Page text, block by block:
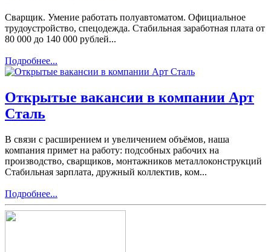
Сварщик. Умение работать полуавтоматом. Официальное
трудоустройство, спецодежда. Стабильная заработная плата от
80 000 до 140 000 рублей...
Подробнее...
Открытые вакансии в компании Арт
Сталь
В связи с расширением и увеличением объёмов, наша
компания примет на работу: подсобных рабочих на
производство, сварщиков, монтажников металлоконструкций
Стабильная зарплата, дружный коллектив, ком...
Подробнее...